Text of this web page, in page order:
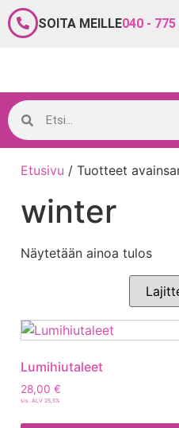
SOITA MEILLE040 - 775
Etusivu / Tuotteet
winter
Näytetään ainoa tulos
Lumihiutaleet
28,00 €
sis. ALV 25,5%